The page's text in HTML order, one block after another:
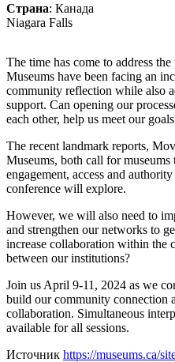
Страна: Канада
Niagara Falls
The time has come to address
Museums have been facing an
community reflection while also
support. Can opening our
each other, help us meet our
The recent landmark reports,
Museums, both call for
engagement, access and
conference will explore.
However, we will also need to
and strengthen our networks to
increase collaboration within the
between our institutions?
Join us April 9-11, 2024 as we
build our community connection
collaboration. Simultaneous
available for all sessions.
Источник https://museums.ca/